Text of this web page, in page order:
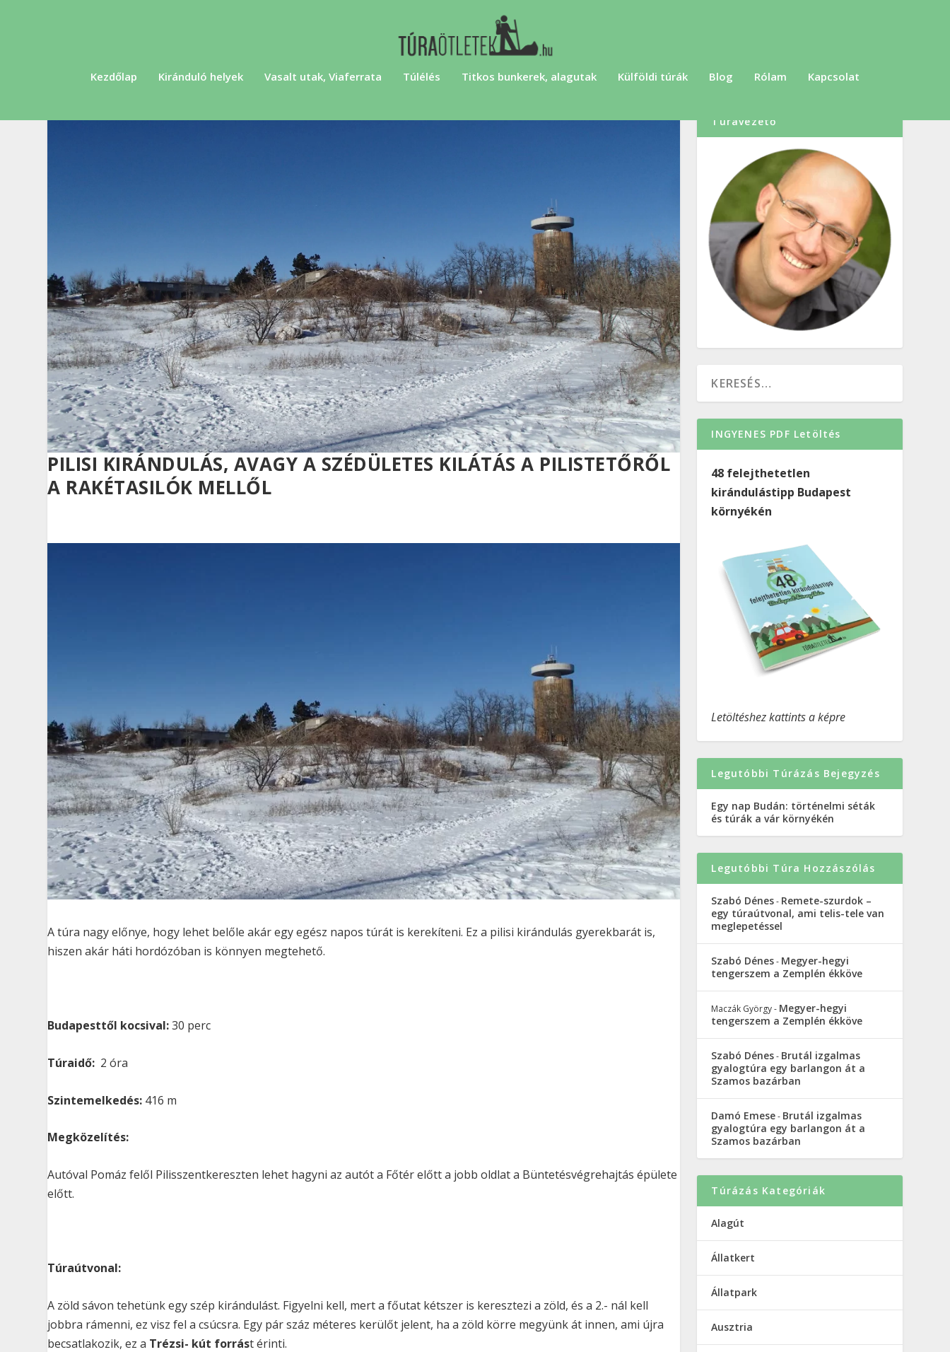
Kezdőlap Kiránduló helyek Vasalt utak, Viaferrata Túlélés Titkos bunkerek, alagutak Külföldi túrák Blog Rólam Kapcsolat
PILISI KIRÁNDULÁS, AVAGY A SZÉDÜLETES KILÁTÁS A PILISTETŐRŐL
A RAKÉTASILÓK MELLŐL
A túra nagy előnye, hogy lehet belőle akár egy egész napos túrát is kerekíteni. Ez a pilisi kirándulás gyerekbarát is,
hiszen akár háti hordózóban is könnyen megtehető.
Budapesttől kocsival:30 perc
Túraidő: 2 óra
Szintemelkedés: 416 m
Megközelítés:
Autóval Pomáz felől Pilisszentkereszten lehet hagyni az autót a Főtér előtt a jobb oldlat a Büntetésvégrehajtás épülete
előtt.
Túraútvonal:
A zöld sávon tehetünk egy szép kirándulást. Figyelni kell, mert a főutat kétszer is keresztezi a zöld, és a 2.- nál kell
jobbra rámenni, ez visz fel a csúcsra. Egy pár száz méteres kerülőt jelent, ha a zöld körre megyünk át innen, ami újra
becsatlakozik, ez a Trézsi- kút forrást érinti.
Túravezető
INGYENES PDF Letöltés
48 felejthetetlen
kirándulástipp Budapest
környékén
Letöltéshez kattints a képre
Legutóbbi Túrázás Bejegyzés
Egy nap Budán: történelmi séták
és túrák a vár környékén
Legutóbbi Túra Hozzászólás
Szabó Dénes- Remete-szurdok –
egy túraútvonal, ami telis-tele van
meglepetéssel
Szabó Dénes- Megyer-hegyi
tengerszem a Zemplén ékköve
Maczák György- Megyer-hegyi
tengerszem a Zemplén ékköve
Szabó Dénes- Brutál izgalmas
gyalogtúra egy barlangon át a
Szamos bazárban
Damó Emese- Brutál izgalmas
gyalogtúra egy barlangon át a
Szamos bazárban
Túrázás Kategóriák
Alagút
Állatkert
Állatpark
Ausztria